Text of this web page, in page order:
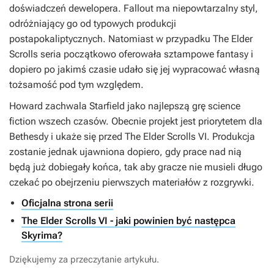
doświadczeń dewelopera. Fallout ma niepowtarzalny styl,
odróżniający go od typowych produkcji
postapokaliptycznych. Natomiast w przypadku The Elder
Scrolls seria początkowo oferowała sztampowe fantasy i
dopiero po jakimś czasie udało się jej wypracować własną
tożsamość pod tym względem.
Howard zachwala Starfield jako najlepszą grę science
fiction wszech czasów. Obecnie projekt jest priorytetem dla
Bethesdy i ukaże się przed The Elder Scrolls VI. Produkcja
zostanie jednak ujawniona dopiero, gdy prace nad nią
będą już dobiegały końca, tak aby gracze nie musieli długo
czekać po obejrzeniu pierwszych materiałów z rozgrywki.
Oficjalna strona serii
The Elder Scrolls VI - jaki powinien być następca
Skyrima?
Dziękujemy za przeczytanie artykułu.